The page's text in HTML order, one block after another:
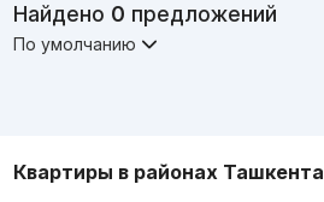
Найдено 0 предложений
По умолчанию
Квартиры в районах Ташкента